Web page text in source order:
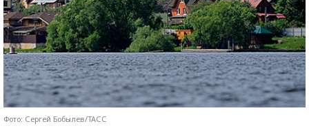
Фото: Сергей Бобылев/ТАСС